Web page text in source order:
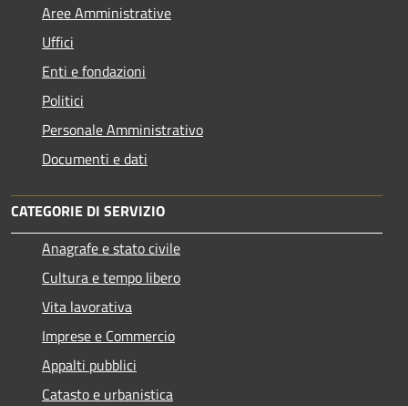
Aree Amministrative
Uffici
Enti e fondazioni
Politici
Personale Amministrativo
Documenti e dati
CATEGORIE DI SERVIZIO
Anagrafe e stato civile
Cultura e tempo libero
Vita lavorativa
Imprese e Commercio
Appalti pubblici
Catasto e urbanistica